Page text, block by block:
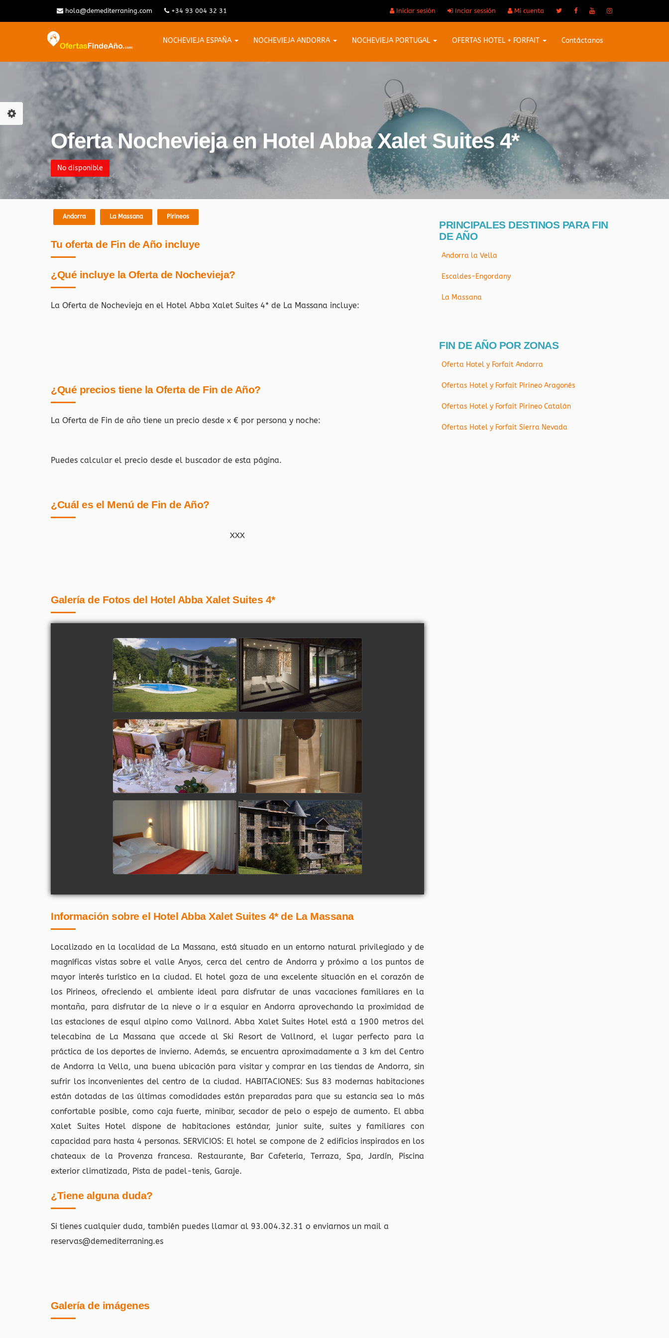
hola@demediterraning.com +34 93 004 32 31 Iniciar sesión Inciar sessión Mi cuenta
NOCHEVIEJA ESPAÑA NOCHEVIEJA ANDORRA NOCHEVIEJA PORTUGAL OFERTAS HOTEL + FORFAIT Contáctanos
Oferta Nochevieja en Hotel Abba Xalet Suites 4*
No disponible
Andorra La Massana Pirineos
Tu oferta de Fin de Año incluye
¿Qué incluye la Oferta de Nochevieja?
La Oferta de Nochevieja en el Hotel Abba Xalet Suites 4* de La Massana incluye:
¿Qué precios tiene la Oferta de Fin de Año?
La Oferta de Fin de año tiene un precio desde x € por persona y noche:
Puedes calcular el precio desde el buscador de esta página.
¿Cuál es el Menú de Fin de Año?
XXX
Galería de Fotos del Hotel Abba Xalet Suites 4*
Información sobre el Hotel Abba Xalet Suites 4* de La Massana
Localizado en la localidad de La Massana, está situado en un entorno natural privilegiado y de
magníficas vistas sobre el valle Anyos, cerca del centro de Andorra y próximo a los puntos de
mayor interés turístico en la ciudad. El hotel goza de una excelente situación en el corazón de
los Pirineos, ofreciendo el ambiente ideal para disfrutar de unas vacaciones familiares en la
montaña, para disfrutar de la nieve o ir a esquiar en Andorra aprovechando la proximidad de
las estaciones de esquí alpino como Vallnord. Abba Xalet Suites Hotel está a 1900 metros del
telecabina de La Massana que accede al Ski Resort de Vallnord, el lugar perfecto para la
práctica de los deportes de invierno. Además, se encuentra aproximadamente a 3 km del Centro
de Andorra la Vella, una buena ubicación para visitar y comprar en las tiendas de Andorra, sin
sufrir los inconvenientes del centro de la ciudad. HABITACIONES: Sus 83 modernas habitaciones
están dotadas de las últimas comodidades están preparadas para que su estancia sea lo más
confortable posible, como caja fuerte, minibar, secador de pelo o espejo de aumento. El abba
Xalet Suites Hotel dispone de habitaciones estándar, junior suite, suites y familiares con
capacidad para hasta 4 personas. SERVICIOS: El hotel se compone de 2 edificios inspirados en los
chateaux de la Provenza francesa. Restaurante, Bar Cafeteria, Terraza, Spa, Jardín, Piscina
exterior climatizada, Pista de padel-tenis, Garaje.
¿Tiene alguna duda?
Si tienes cualquier duda, también puedes llamar al 93.004.32.31 o enviarnos un mail a
reservas@demediterraning.es
Galería de imágenes
PRINCIPALES DESTINOS PARA FIN
DE AÑO
Andorra la Vella
Escaldes-Engordany
La Massana
FIN DE AÑO POR ZONAS
Oferta Hotel y Forfait Andorra
Ofertas Hotel y Forfait Pirineo Aragonés
Ofertas Hotel y Forfait Pirineo Catalán
Ofertas Hotel y Forfait Sierra Nevada